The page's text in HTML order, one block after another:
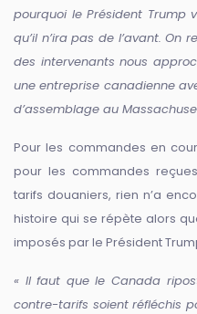
pourquoi le Président Trump
qu’il n’ira pas de l’avant. On
des intervenants nous
une entreprise canadienne
d’assemblage au
Pour les commandes en
pour les commandes
tarifs douaniers, rien n’a
histoire qui se répète alors
imposés par le Président
« Il faut que le Canada
contre-tarifs soient réfléchis